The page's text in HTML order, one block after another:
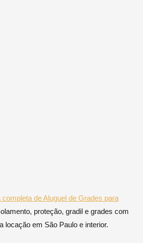
completa de Aluguel de Grades para
proteção, gradil e grades com
locação em São Paulo e interior.